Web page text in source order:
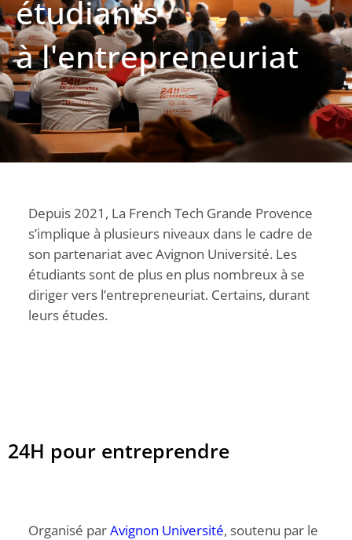
étudiants
à l'entrepreneuriat
Depuis 2021, La French Tech Grande Provence
s’implique à plusieurs niveaux dans le cadre de
son partenariat avec Avignon Université. Les
étudiants sont de plus en plus nombreux à se
diriger vers l’entrepreneuriat. Certains, durant
leurs études.
24H pour entreprendre
Organisé parAvignon Université, soutenu par le